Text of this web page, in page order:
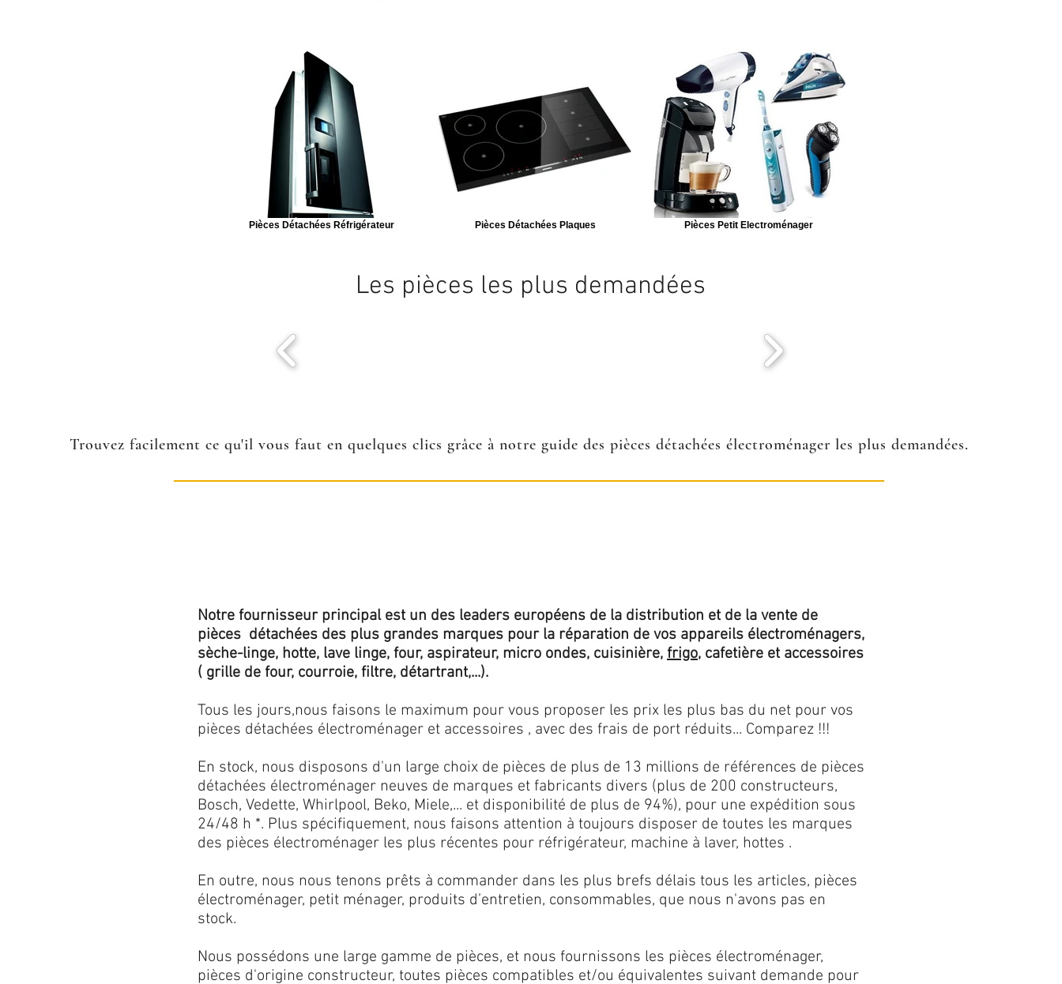
Pièces Détachées Réfrigérateur Pièces Détachées Plaques Pièces Petit Electroménager
Les pièces les plus demandées
Trouvez facilement ce qu'il vous faut en quelques clics grâce à notre guide des pièces détachées électroménager les plus demandées.
Notre fournisseur principal est un des leaders européens de la distribution et de la vente de
pièces détachées des plus grandes marques pour la réparation de vos appareils électroménagers,
sèche-linge, hotte, lave linge, four, aspirateur, micro ondes, cuisinière, frigo, cafetière et accessoires
( grille de four, courroie, filtre, détartrant,...).
Tous les jours,nous faisons le maximum pour vous proposer les prix les plus bas du net pour vos
pièces détachées électroménager et accessoires , avec des frais de port réduits... Comparez !!!
En stock, nous disposons d'un large choix de pièces de plus de 13 millions de références de pièces
détachées électroménager neuves de marques et fabricants divers (plus de 200 constructeurs,
Bosch, Vedette, Whirlpool, Beko, Miele,... et disponibilité de plus de 94%), pour une expédition sous
24/48 h *. Plus spécifiquement, nous faisons attention à toujours disposer de toutes les marques
des pièces électroménager les plus récentes pour réfrigérateur, machine à laver, hottes .
En outre, nous nous tenons prêts à commander dans les plus brefs délais tous les articles, pièces
électroménager, petit ménager, produits d’entretien, consommables, que nous n'avons pas en
stock.
Nous possédons une large gamme de pièces, et nous fournissons les pièces électroménager,
pièces d'origine constructeur, toutes pièces compatibles et/ou équivalentes suivant demande pour